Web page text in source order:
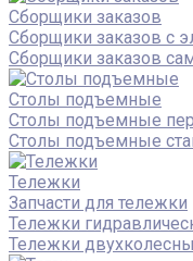
Сборщики заказов
Сборщики заказов с
Сборщики заказов
Столы подъемные
Столы подъемные
Столы подъемные
Тележки
Запчасти для тележки
Тележки
Тележки